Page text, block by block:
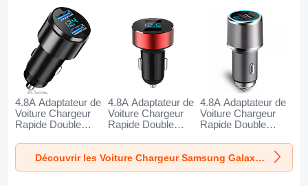
4.8A Adaptateur de
Voiture Chargeur
Rapide Double
K10 pour Samsung
Galaxy S5 Noir
4.8A Adaptateur de
Voiture Chargeur
Rapide Double
K07 pour Samsung
Galaxy S5 Rouge
4.8A Adaptateur de
Voiture Chargeur
Rapide Double
K08 pour Samsung
Galaxy S5 Argent
Découvrir les Voiture Chargeur Samsung Galaxy S5